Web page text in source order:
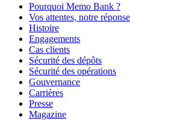
Pourquoi Memo Bank ?
Vos attentes, notre réponse
Histoire
Engagements
Cas clients
Sécurité des dépôts
Sécurité des opérations
Gouvernance
Carrières
Presse
Magazine